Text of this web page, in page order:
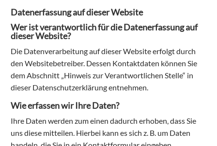
Datenerfassung auf dieser Website
Wer ist verantwortlich für die Datenerfassung auf
dieser Website?
Die Datenverarbeitung auf dieser Website erfolgt durch
den Websitebetreiber. Dessen Kontaktdaten können Sie
dem Abschnitt „Hinweis zur Verantwortlichen Stelle“ in
dieser Datenschutzerklärung entnehmen.
Wie erfassen wir Ihre Daten?
Ihre Daten werden zum einen dadurch erhoben, dass Sie
uns diese mitteilen. Hierbei kann es sich z. B. um Daten